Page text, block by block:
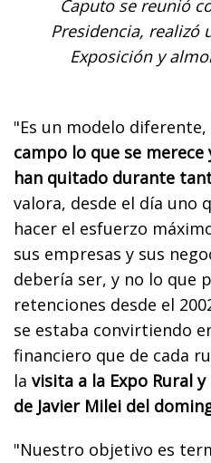
Caputo se reunió
Presidencia, realizó
Exposición y
"Es un modelo diferente,
campo lo que se
han quitado durante
valora, desde el día uno
hacer el esfuerzo
sus empresas y sus
debería ser, y no lo que
retenciones desde el
se estaba convirtiendo
financiero que de cada
la visita a la Expo Rural
de Javier Milei del
"Nuestro objetivo es